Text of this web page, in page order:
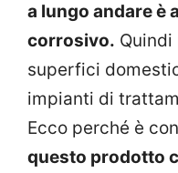
a lungo andare è
corrosivo.
superfici
impianti di
Ecco perché è
questo prodotto